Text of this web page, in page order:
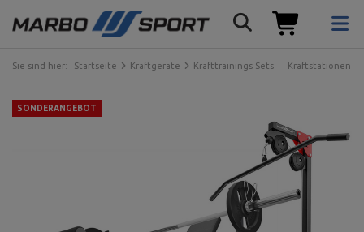
Sie sind hier: Startseite Kraftgeräte Krafttrainings Sets Kraftstationen
SONDERANGEBOT